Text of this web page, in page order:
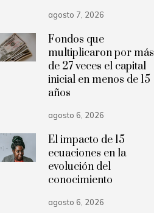
agosto 7, 2026
Fondos que
multiplicaron por más
de 27 veces el capital
inicial en menos de 15
años
agosto 6, 2026
El impacto de 15
ecuaciones en la
evolución del
conocimiento
agosto 6, 2026